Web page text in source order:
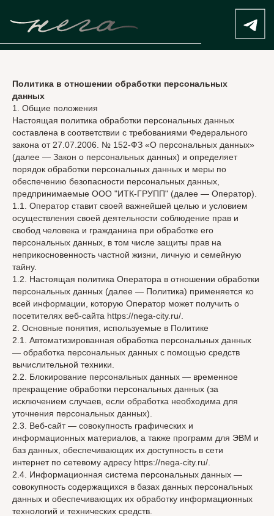
Политика в отношении обработки персональных
данных
1. Общие положения
Настоящая политика обработки персональных данных
составлена в соответствии с требованиями Федерального
закона от 27.07.2006. № 152-ФЗ «О персональных данных»
(далее — Закон о персональных данных) и определяет
порядок обработки персональных данных и меры по
обеспечению безопасности персональных данных,
предпринимаемые ООО "ИТК-ГРУПП" (далее — Оператор).
1.1. Оператор ставит своей важнейшей целью и условием
осуществления своей деятельности соблюдение прав и
свобод человека и гражданина при обработке его
персональных данных, в том числе защиты прав на
неприкосновенность частной жизни, личную и семейную
тайну.
1.2. Настоящая политика Оператора в отношении обработки
персональных данных (далее — Политика) применяется ко
всей информации, которую Оператор может получить о
посетителях веб-сайта https://nega-city.ru/.
2. Основные понятия, используемые в Политике
2.1. Автоматизированная обработка персональных данных
— обработка персональных данных с помощью средств
вычислительной техники.
2.2. Блокирование персональных данных — временное
прекращение обработки персональных данных (за
исключением случаев, если обработка необходима для
уточнения персональных данных).
2.3. Веб-сайт — совокупность графических и
информационных материалов, а также программ для ЭВМ и
баз данных, обеспечивающих их доступность в сети
интернет по сетевому адресу https://nega-city.ru/.
2.4. Информационная система персональных данных —
совокупность содержащихся в базах данных персональных
данных и обеспечивающих их обработку информационных
технологий и технических средств.